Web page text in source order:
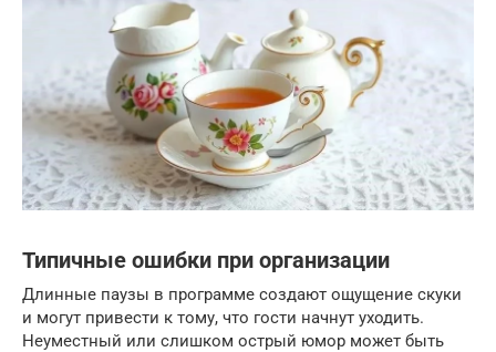
Типичные ошибки при организации
Длинные паузы в программе создают ощущение скуки
и могут привести к тому, что гости начнут уходить.
Неуместный или слишком острый юмор может быть